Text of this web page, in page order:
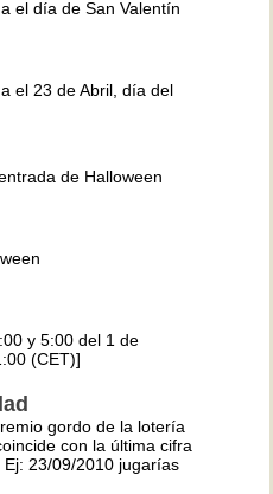
el día de San Valentín
el 23 de Abril, día del
de Halloween
y 5:00 del 1 de
(CET)]
gordo de la lotería
con la última cifra
23/09/2010 jugarías